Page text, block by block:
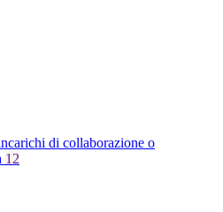
di collaborazione o
12